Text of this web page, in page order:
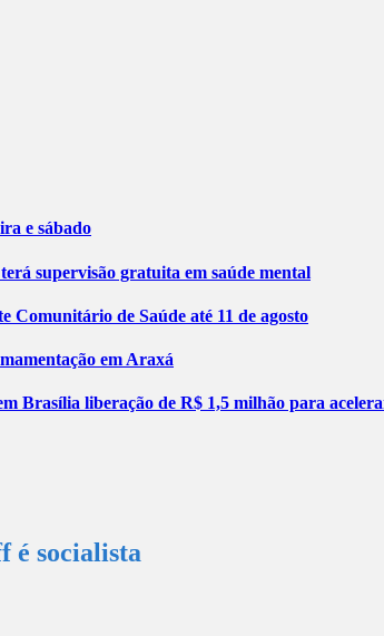
e sábado
supervisão gratuita em saúde mental
Comunitário de Saúde até 11 de agosto
em Araxá
Brasília liberação de R$ 1,5 milhão para
é socialista